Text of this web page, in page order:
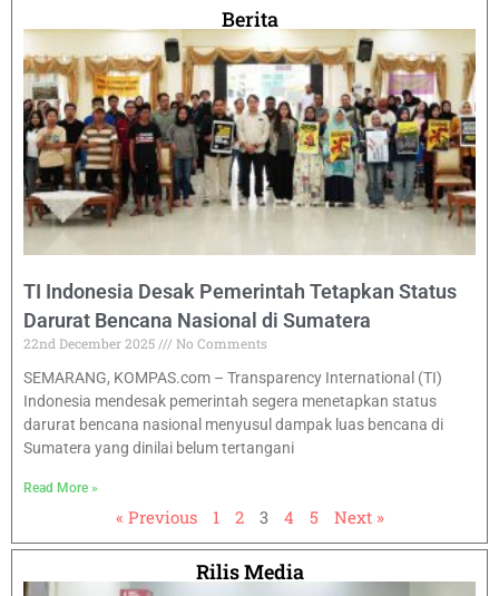
Berita
TI Indonesia Desak Pemerintah Tetapkan Status
Darurat Bencana Nasional di Sumatera
22nd December 2025
No Comments
SEMARANG, KOMPAS.com – Transparency International (TI)
Indonesia mendesak pemerintah segera menetapkan status
darurat bencana nasional menyusul dampak luas bencana di
Sumatera yang dinilai belum tertangani
Read More »
« Previous 1 2 3 4 5 Next »
Rilis Media